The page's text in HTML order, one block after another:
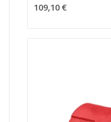
109,10 €